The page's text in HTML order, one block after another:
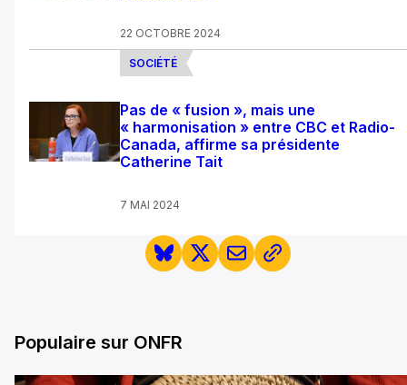
22 OCTOBRE 2024
SOCIÉTÉ
Pas de « fusion », mais une
« harmonisation » entre CBC et Radio-
Canada, affirme sa présidente
Catherine Tait
7 MAI 2024
Populaire sur ONFR